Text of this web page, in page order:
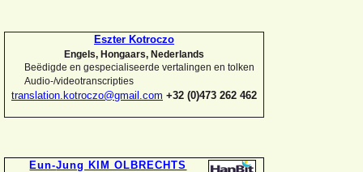
Eszter Kotroczo
Engels, Hongaars, Nederlands
Beëdigde en gespecialiseerde vertalingen en tolken
Audio-/videotranscripties
translation.kotroczo@gmail.com +32 (0)473 262 462
Eun-Jung KIM OLBRECHTS